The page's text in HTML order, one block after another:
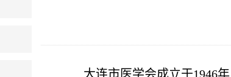
大连市医学会成立于1946